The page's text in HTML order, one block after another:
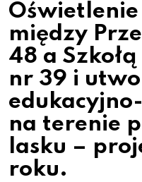
między
48 a
nr 39 i
na terenie
lasku –
roku.